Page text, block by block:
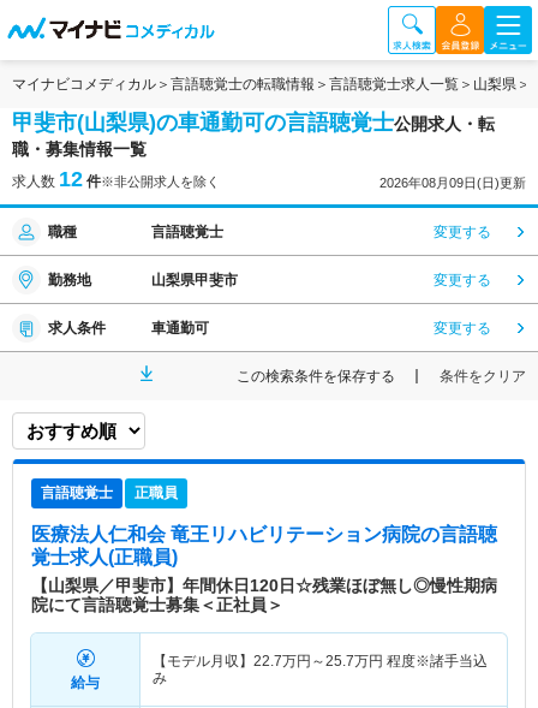
マイナビコメディカル 言語聴覚士の転職情報 言語聴覚士求人一覧 山梨県
甲斐市(山梨県)の車通勤可の言語聴覚士公開求人・転
職・募集情報一覧
求人数 12 件※非公開求人を除く 2026年08月09日(日)更新
職種 言語聴覚士 変更する
勤務地 山梨県甲斐市 変更する
求人条件 車通勤可 変更する
この検索条件を保存する 条件をクリア
言語聴覚士 正職員
医療法人仁和会 竜王リハビリテーション病院の言語聴
覚士求人(正職員)
【山梨県／甲斐市】年間休日120日☆残業ほぼ無し◎慢性期病
院にて言語聴覚士募集＜正社員＞
給与
【モデル月収】 22.7万円～25.7万円 程度※諸手当込
み